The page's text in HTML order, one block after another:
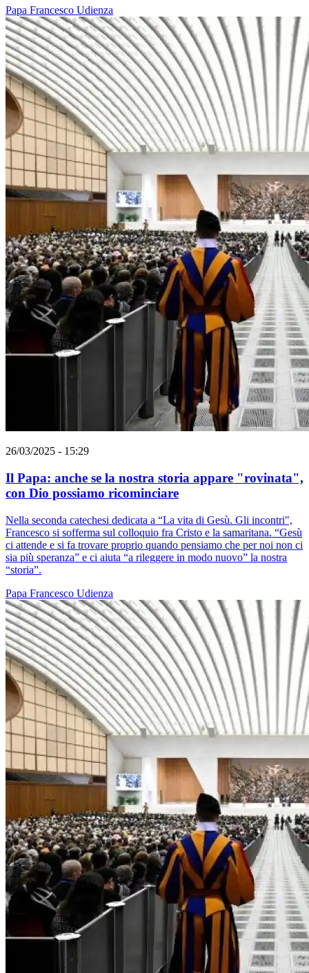
Papa Francesco Udienza
26/03/2025 - 15:29
Il Papa: anche se la nostra storia appare "rovinata",
con Dio possiamo ricominciare
Nella seconda catechesi dedicata a “La vita di Gesù. Gli incontri",
Francesco si sofferma sul colloquio fra Cristo e la samaritana. “Gesù
ci attende e si fa trovare proprio quando pensiamo che per noi non ci
sia più speranza” e ci aiuta “a rileggere in modo nuovo” la nostra
“storia”.
Papa Francesco Udienza